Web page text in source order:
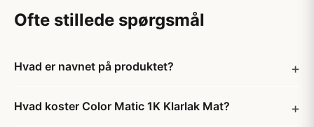
Ofte stillede spørgsmål
Hvad er navnet på produktet?
Hvad koster Color Matic 1K Klarlak Mat?